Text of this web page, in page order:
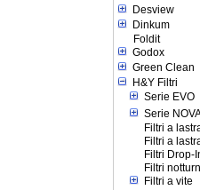
Desview
Dinkum
Foldit
Godox
Green Clean
H&Y Filtri
Serie EVO
Serie
Filtri a
Filtri a
Filtri Drop-
Filtri
Filtri a vite